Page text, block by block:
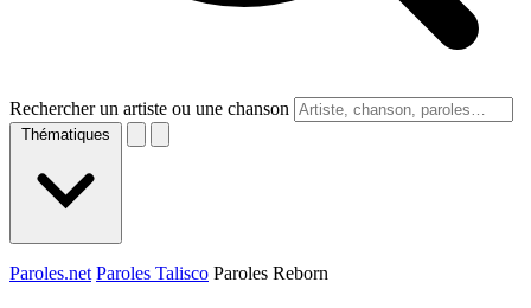
Rechercher un artiste ou une chanson
Thématiques
Paroles.net Paroles Talisco Paroles Reborn